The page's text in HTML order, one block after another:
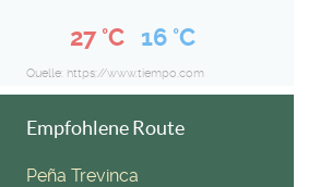
27 °C 16 °C
Quelle: https://www.tiempo.com
Empfohlene Route
Peña Trevinca